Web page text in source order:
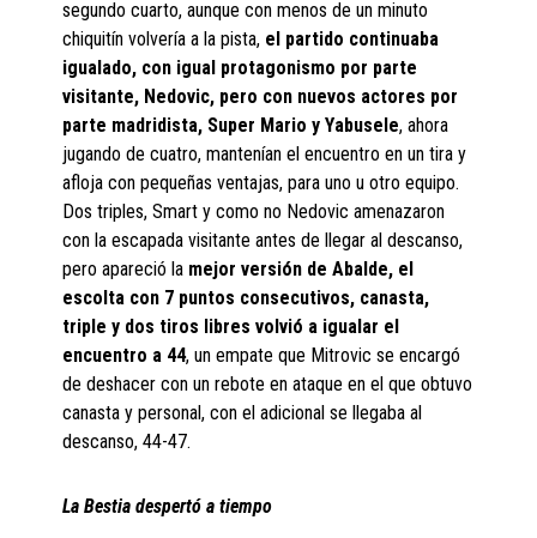
segundo cuarto, aunque con menos de un minuto
chiquitín volvería a la pista, el partido continuaba
igualado, con igual protagonismo por parte
visitante, Nedovic, pero con nuevos actores por
parte madridista, Super Mario y Yabusele, ahora
jugando de cuatro, mantenían el encuentro en un tira y
afloja con pequeñas ventajas, para uno u otro equipo.
Dos triples, Smart y como no Nedovic amenazaron
con la escapada visitante antes de llegar al descanso,
pero apareció la mejor versión de Abalde, el
escolta con 7 puntos consecutivos, canasta,
triple y dos tiros libres volvió a igualar el
encuentro a 44, un empate que Mitrovic se encargó
de deshacer con un rebote en ataque en el que obtuvo
canasta y personal, con el adicional se llegaba al
descanso, 44-47.
La Bestia despertó a tiempo